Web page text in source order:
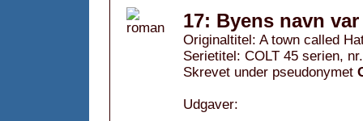
17: Byens navn var
Originaltitel: A town called
Serietitel: COLT 45 serien,
Skrevet under pseudonymet
Udgaver: